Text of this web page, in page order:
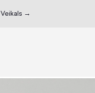
Veikals →